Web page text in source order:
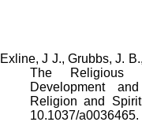
Exline, J J., Grubbs, J.
The Religious
Development
Religion and
10.1037/a0036465.